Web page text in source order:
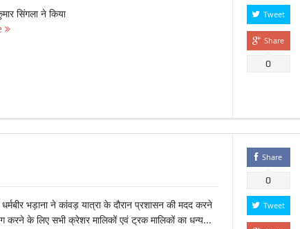
सिंगला ने किया
Tweet
Share
0
भड़ाना ने कांवड़ यात्रा के दौरान प्रशासन की मदद करने
के लिए सभी क्रेशर मालिकों एवं ट्रक मालिकों का धन्य...
Share
0
Tweet